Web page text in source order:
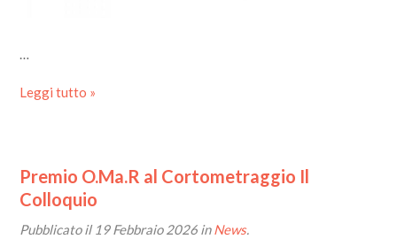
…
Leggi tutto »
Premio O.Ma.R al Cortometraggio Il
Colloquio
Pubblicato il 19 Febbraio 2026 inNews.